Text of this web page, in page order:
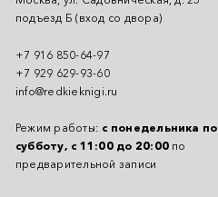
подъезд Б (вход со двора)
+7 916 850-64-97
+7 929 629-93-60
info@redkieknigi.ru
Режим работы: с понедельника по
субботу, с 11:00 до 20:00 по
предварительной записи